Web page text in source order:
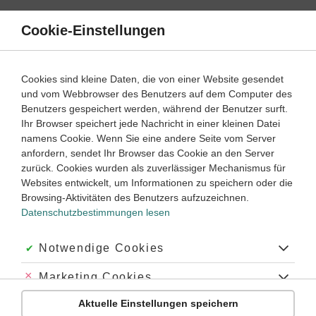
Direkt
Inhalt
Mathematik 5. Klasse ‐ Abitur
Reelle Zahlen
Die MengeR
Rder reellen Zahlenist der „größte“
Zahlenbereich, den man normalerweise in der Schule
kennenlernt. Man kann sie folgendermaßen beschreiben:
irrationalen Zahlen, für dies keinen eigenen
{irrationale Zahlen
irrationale Zahlen}
Cookie-Einstellungen
Cookies sind kleine Daten, die von einer Website gesendet
und vom Webbrowser des Benutzers auf dem Computer des
Benutzers gespeichert werden, während der Benutzer surft.
Ihr Browser speichert jede Nachricht in einer kleinen Datei
namens Cookie. Wenn Sie eine andere Seite vom Server
anfordern, sendet Ihr Browser das Cookie an den Server
zurück. Cookies wurden als zuverlässiger Mechanismus für
Websites entwickelt, um Informationen zu speichern oder die
Browsing-Aktivitäten des Benutzers aufzuzeichnen.
Datenschutzbestimmungen lesen
Akzeptiert:
Notwendige Cookies
Abgelehnt:
Marketing Cookies
Abgelehnt:
Personalisierungs-Cookies
Aktuelle Einstellungen speichern